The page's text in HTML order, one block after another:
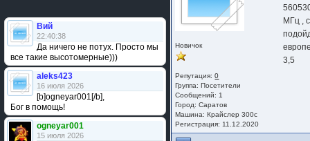
Вий
22:40:38
Да ничего не потух. Просто мы
все такие высотомерные)))
aleks423
16 июля 2026
[b]ogneyar001[/b],
Бог в помощь!
ogneyar001
15 июля 2026
Новичок
Репутация:0
Группа:Посетители
Сообщений: 1
Город: Саратов
Машина: Крайслер 300с
Регистрация: 11.12.2020
МГц ,
3,5